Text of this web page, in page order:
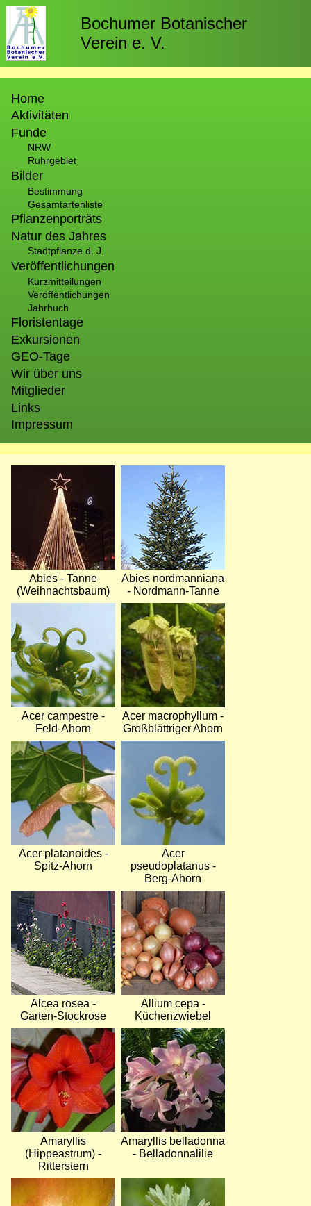
Direkt
zum
Inhalt
Bochumer Botanischer
Verein e. V.
Home
Aktivitäten
Funde
NRW
Ruhrgebiet
Bilder
Bestimmung
Gesamtartenliste
Pflanzenporträts
Natur des Jahres
Stadtpflanze d. J.
Veröffentlichungen
Kurzmitteilungen
Veröffentlichungen
Jahrbuch
Floristentage
Exkursionen
GEO-Tage
Wir über uns
Mitglieder
Links
Impressum
Abies - Tanne
(Weihnachtsbaum)
Abies nordmanniana
- Nordmann-Tanne
Acer campestre -
Feld-Ahorn
Bild
Acer macrophyllum -
Großblättriger Ahorn
Bild
Acer platanoides -
Spitz-Ahorn
Acer
pseudoplatanus -
Berg-Ahorn
Bild
Alcea rosea -
Garten-Stockrose
Bild
Allium cepa -
Küchenzwiebel
Bild
Amaryllis
(Hippeastrum) -
Ritterstern
Bild
Amaryllis belladonna
- Belladonnalilie
Bild